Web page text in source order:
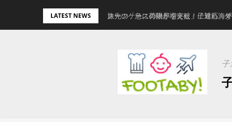
LATEST NEWS 旅先の「急に荷物が増えた」に対応。
スーツケースの限界を突破！子連れ海